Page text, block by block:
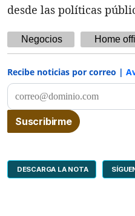
desde las políticas
Negocios Home
Recibe noticias por correo |
DESCARGA LA NOTA